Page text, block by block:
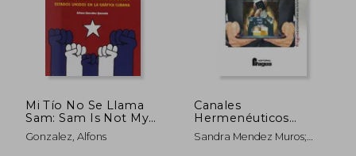
45%
dcto.
$ 219.29
$ 120.61
45%
dcto.
Mi Tío No Se Llama
Sam: Sam Is Not My
Uncle, Spanish
Edition
Gonzalez, Alfons
Canales
Hermenéuticos
Sobre Periodismo y
Publicidad
Sandra Mendez Muros;